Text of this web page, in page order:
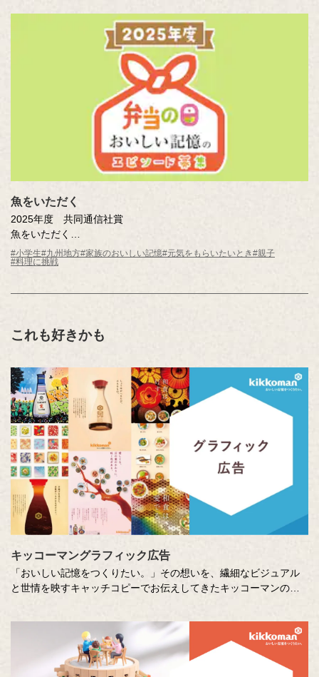
魚をいただく
2025年度 共同通信社賞
魚をいただく
赤瀬川 想太（鹿児島県 鹿児島市立伊敷台小学校5年 ）
#小学生#九州地方#家族のおいしい記憶#元気をもらいたいとき#親子
#料理に挑戦
これも好きかも
キッコーマングラフィック広告
「おいしい記憶をつくりたい。」その想いを、繊細なビジュアル
と世情を映すキャッチコピーでお伝えしてきたキッコーマンの企
品について、寄せてくださったコメントも紹介しています。